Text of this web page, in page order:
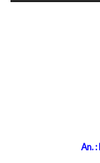
An. :